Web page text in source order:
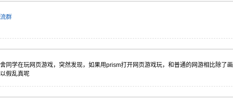
群
同学在玩网页游戏，突然发现，如果用prism打开网页游戏玩，和普通的网游相比除了画
假乱真呢